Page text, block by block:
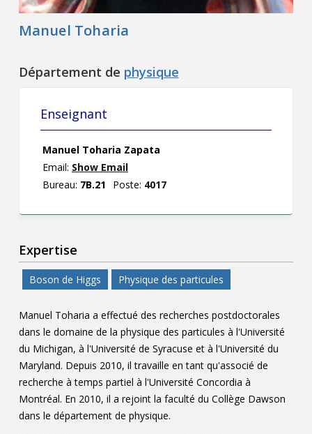
Manuel Toharia
Département de physique
Enseignant
Manuel Toharia Zapata
Email: Show Email
Bureau: 7B.21 Poste: 4017
Expertise
Boson de Higgs Physique des particules
Manuel Toharia a effectué des recherches postdoctorales
dans le domaine de la physique des particules à l'Université
du Michigan, à l'Université de Syracuse et à l'Université du
Maryland. Depuis 2010, il travaille en tant qu'associé de
recherche à temps partiel à l'Université Concordia à
Montréal. En 2010, il a rejoint la faculté du Collège Dawson
dans le département de physique.